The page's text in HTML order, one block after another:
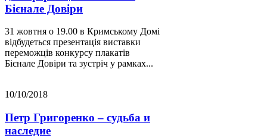
Бієнале Довіри
31 жовтня о 19.00 в Кримському Домі
відбудеться презентація виставки
переможців конкурсу плакатів
Бієнале Довіри та зустріч у рамках...
10/10/2018
Петр Григоренко – судьба и
наследие